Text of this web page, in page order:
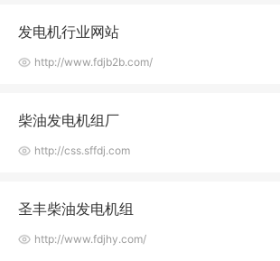
发电机行业网站
http://www.fdjb2b.com/
柴油发电机组厂
http://css.sffdj.com
圣丰柴油发电机组
http://www.fdjhy.com/